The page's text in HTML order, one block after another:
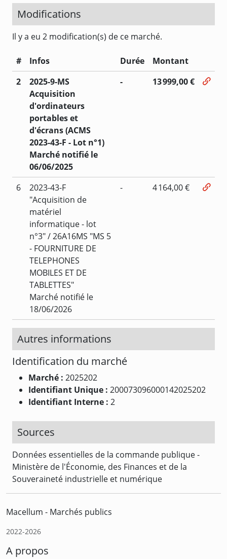
Modifications
Il y a eu 2 modification(s) de ce marché.
# Infos Durée
Montant
2
2025-9-MS
Acquisition
d'ordinateurs
portables et
d'écrans (ACMS
2023-43-F - Lot n°1)
Marché notifié le
06/06/2025
- 13 999,00 €
6
2023-43-F
"Acquisition de
matériel
informatique - lot
n°3" / 26A16MS "MS 5
- FOURNITURE DE
TELEPHONES
MOBILES ET DE
TABLETTES"
Marché notifié le
18/06/2026
- 4 164,00 €
Autres informations
Identification du marché
Marché : 2025202
Identifiant Unique : 200073096000142025202
Identifiant Interne : 2
Sources
Données essentielles de la commande publique -
Ministère de l'Économie, des Finances et de la
Souveraineté industrielle et numérique
Macellum - Marchés publics
2022-2026
A propos